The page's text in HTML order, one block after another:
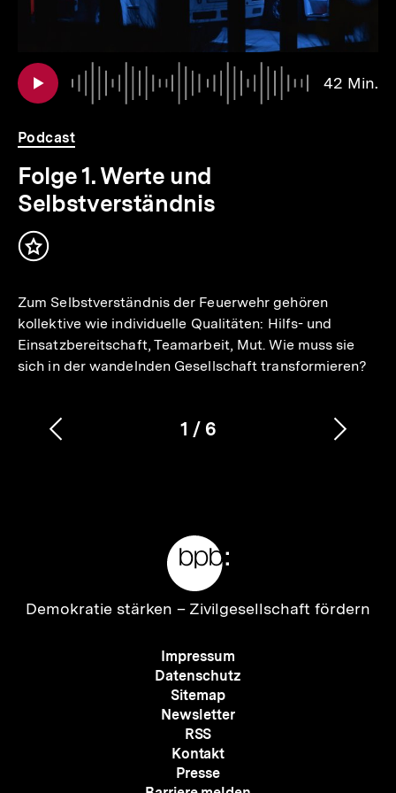
42 Min.
Podcast
Folge 1. Werte und
Selbstverständnis
Inhalt
Zum Selbstverständnis der Feuerwehr gehören
kollektive wie individuelle Qualitäten: Hilfs- und
Einsatzbereitschaft, Teamarbeit, Mut. Wie muss sie
sich in der wandelnden Gesellschaft transformieren?
Karussellinhalt
1
von
/ 6
Vorherigen
Zur
Demokratie stärken – Zivilgesellschaft fördern
Meta-
Navigation
Impressum
Datenschutz
Sitemap
Newsletter
RSS
Kontakt
Presse